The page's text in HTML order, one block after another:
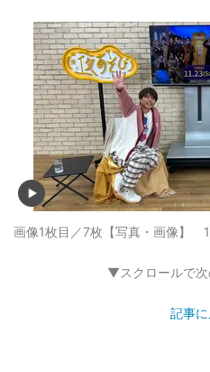
画像1枚目／7枚 【写真・画像】
▼スクロールで
記事